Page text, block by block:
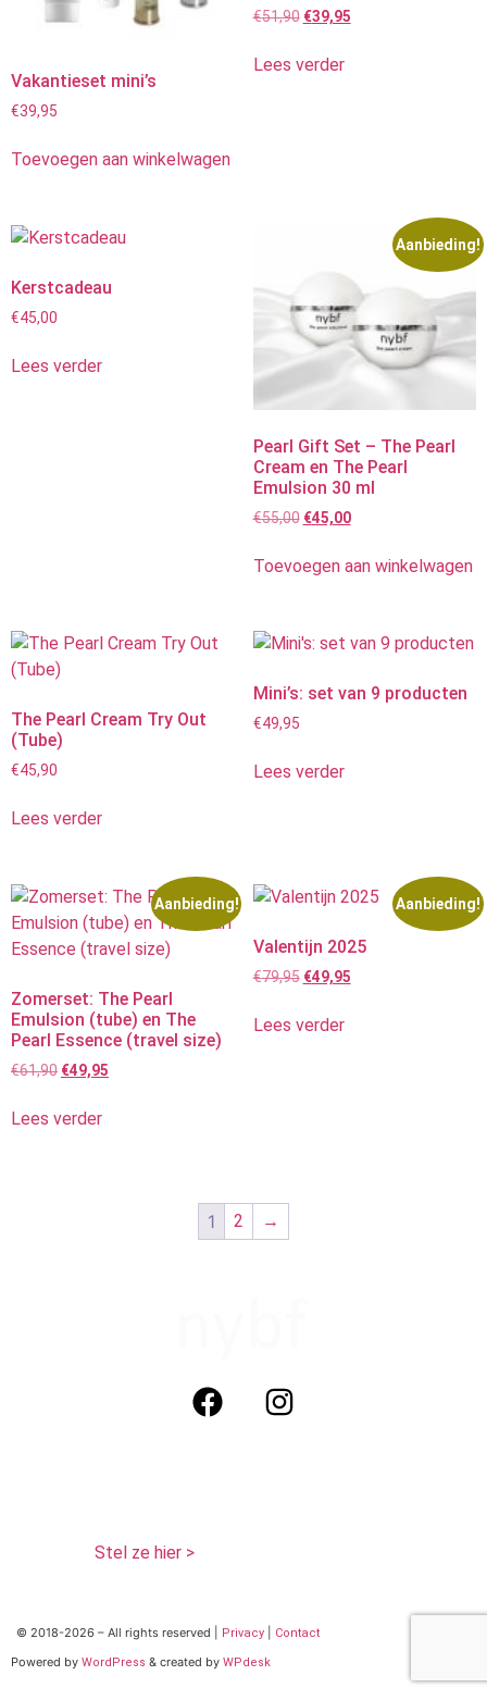
Vakantieset mini’s
€39,95
Toevoegen aan winkelwagen
€51,90 €39,95
Lees verder
Kerstcadeau
€45,00
Lees verder
Aanbieding!
Pearl Gift Set – The Pearl
Cream en The Pearl
Emulsion 30 ml
€55,00 €45,00
Toevoegen aan winkelwagen
The Pearl Cream Try Out
(Tube)
€45,90
Lees verder
Mini’s: set van 9 producten
€49,95
Lees verder
Aanbieding!
Zomerset: The Pearl
Emulsion (tube) en The
Pearl Essence (travel size)
€61,90 €49,95
Lees verder
Aanbieding!
Valentijn 2025
€79,95 €49,95
Lees verder
1 2 →
Stel ze hier >
© 2018-2026 – All rights reserved | Privacy Contact
Powered by WordPress & created by WPdesk